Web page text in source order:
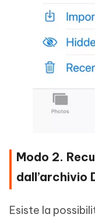
Modo 2.
dall’archivio
Esiste la